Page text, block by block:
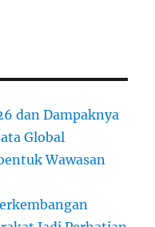
dan Dampaknya
Global
Wawasan